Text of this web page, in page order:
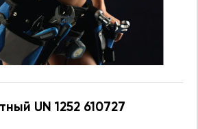
UN 1252 610727